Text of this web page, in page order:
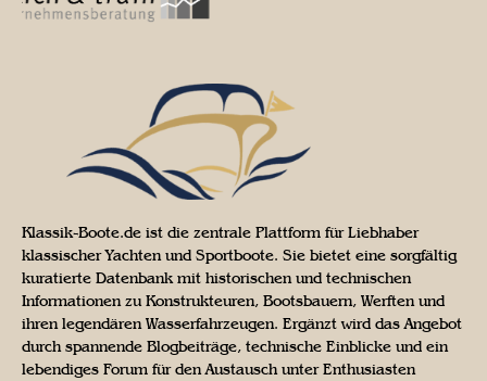
Klassik-Boote.de ist die zentrale Plattform für Liebhaber
klassischer Yachten und Sportboote. Sie bietet eine sorgfältig
kuratierte Datenbank mit historischen und technischen
Informationen zu Konstrukteuren, Bootsbauern, Werften und
ihren legendären Wasserfahrzeugen. Ergänzt wird das Angebot
durch spannende Blogbeiträge, technische Einblicke und ein
lebendiges Forum für den Austausch unter Enthusiasten